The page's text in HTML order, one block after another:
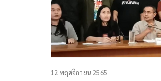
12 พฤศจิกายน 2565